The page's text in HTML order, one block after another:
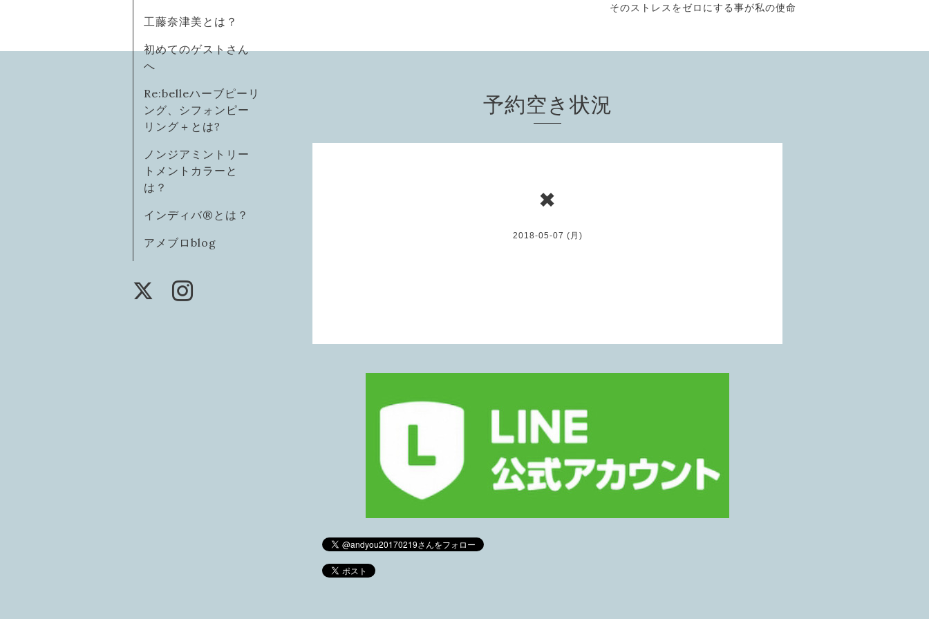
そのストレスをゼロにする事が私の使命
工藤奈津美とは？
初めてのゲストさん
へ
Re:belleハーブピーリ
ング、シフォンピー
リング＋とは?
ノンジアミントリー
トメントカラーと
は？
インディバ®️とは？
アメブロblog
予約空き状況
✖
2018-05-07 (月)